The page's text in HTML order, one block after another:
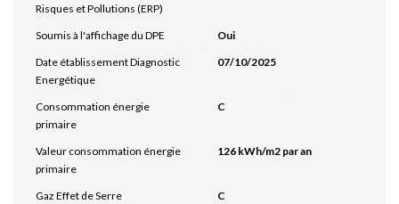
Risques et Pollutions (ERP)
Soumis à l'affichage du DPE
Oui
Date établissement Diagnostic
Energétique
07/10/2025
Consommation énergie
primaire
C
Valeur consommation énergie
primaire
126 kWh/m2 par an
Gaz Effet de Serre
C